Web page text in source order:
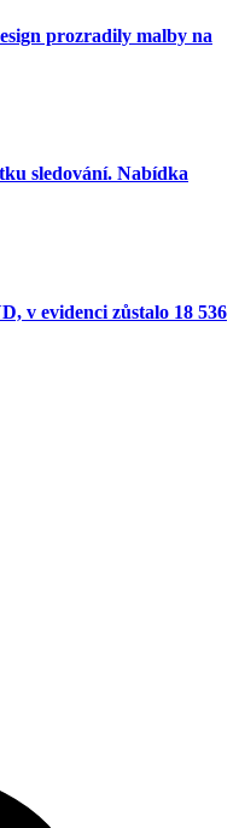
prozradily malby na
sledování. Nabídka
v evidenci zůstalo 18 536